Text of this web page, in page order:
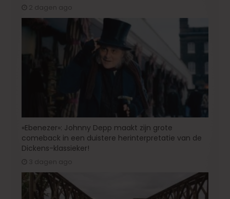
2 dagen ago
«Ebenezer»: Johnny Depp maakt zijn grote
comeback in een duistere herinterpretatie van de
Dickens-klassieker!
3 dagen ago